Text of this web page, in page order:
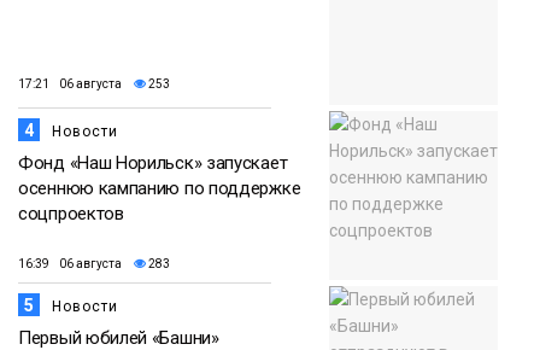
17:21 06 августа 253
4 Новости
Фонд «Наш Норильск» запускает
осеннюю кампанию по поддержке
соцпроектов
16:39 06 августа 283
5 Новости
Первый юбилей «Башни»